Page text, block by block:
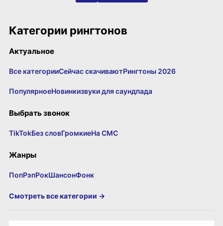
Категории рингтонов
Актуальное
Все категорииСейчас скачиваютРингтоны 2026
ПопулярноеНовинкизвуки для саундпада
Выбрать звонок
TikTokБез словГромкиеНа СМС
Жанры
ПопРэпРокШансонФонк
Смотреть все категории →